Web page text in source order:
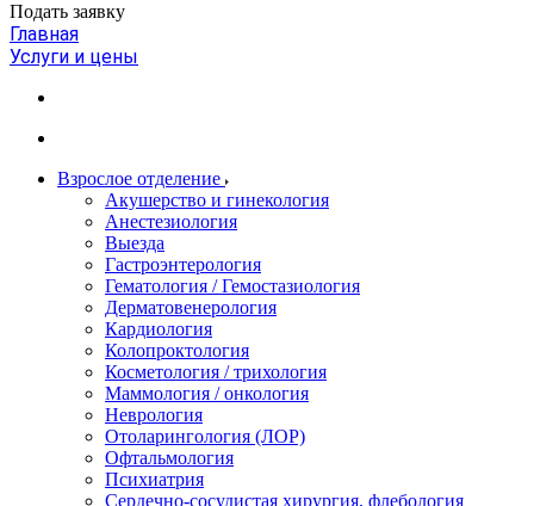
Подать заявку
Главная
Услуги и цены
Взрослое отделение
Акушерство и гинекология
Анестезиология
Выезда
Гастроэнтерология
Гематология / Гемостазиология
Дерматовенерология
Кардиология
Колопроктология
Косметология / трихология
Маммология / онкология
Неврология
Отоларингология (ЛОР)
Офтальмология
Психиатрия
Сердечно-сосудистая хирургия, флебология